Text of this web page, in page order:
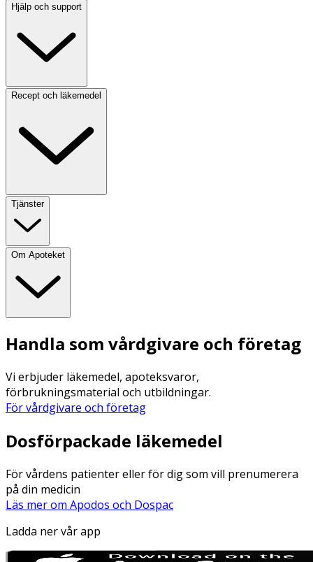
Hjälp och support
Recept och läkemedel
Tjänster
Om Apoteket
Handla som vårdgivare och företag
Vi erbjuder läkemedel, apoteksvaror,
förbrukningsmaterial och utbildningar.
För vårdgivare och företag
Dosförpackade läkemedel
För vårdens patienter eller för dig som vill prenumerera
på din medicin
Läs mer om Apodos och Dospac
Ladda ner vår app